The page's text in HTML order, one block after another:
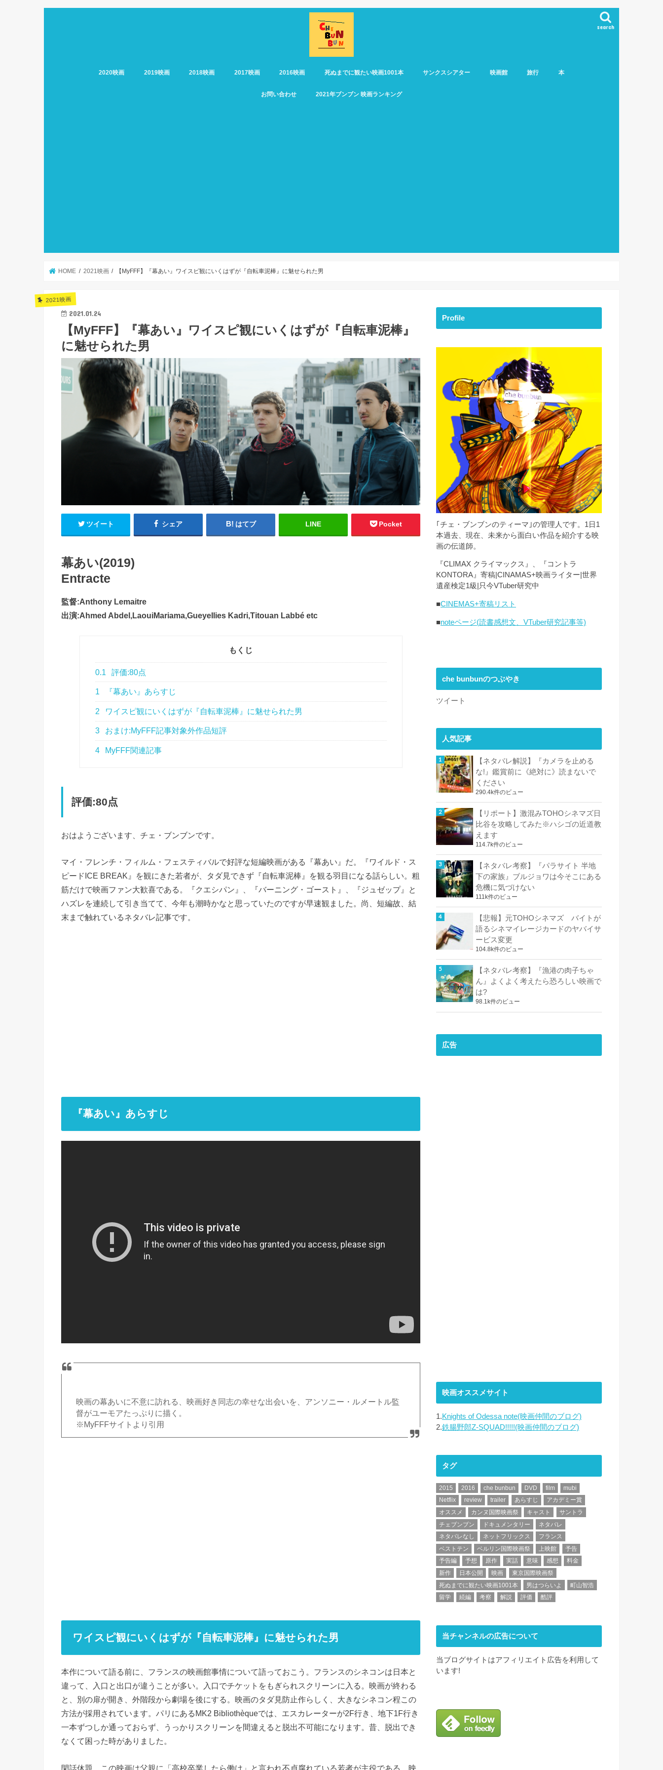
search
2020映画 2019映画 2018映画 2017映画 2016映画 死ぬまでに観たい映画1001本 サンクスシアター 映画館 旅行 本
お問い合わせ 2021年ブンブン 映画ランキング
HOME 2021映画 【MyFFF】『幕あい』ワイスピ観にいくはずが『自転車泥棒』に魅せられた男
2021映画
2021.01.24
【MyFFF】『幕あい』ワイスピ観にいくはずが『自転車泥棒』
に魅せられた男
ツイート シェア はてブ LINE Pocket
幕あい(2019)
Entracte
監督:Anthony Lemaitre
出演:Ahmed Abdel,LaouiMariama,GueyeIlies Kadri,Titouan Labbé etc
もくじ
0.1 評価:80点
1 『幕あい』あらすじ
2 ワイスピ観にいくはずが『自転車泥棒』に魅せられた男
3 おまけ:MyFFF記事対象外作品短評
4 MyFFF関連記事
評価:80点
おはようございます、チェ・ブンブンです。
マイ・フレンチ・フィルム・フェスティバルで好評な短編映画がある『幕あい』だ。『ワイルド・ス
ピードICE BREAK』を観にきた若者が、タダ見できず『自転車泥棒』を観る羽目になる話らしい。粗
筋だけで映画ファン大歓喜である。『クエシパン』、『バーニング・ゴースト』、『ジュゼップ』と
ハズレを連続して引き当てて、今年も潮時かなと思っていたのですが早速観ました。尚、短編故、結
末まで触れているネタバレ記事です。
『幕あい』あらすじ
映画の幕あいに不意に訪れる、映画好き同志の幸せな出会いを、アンソニー・ルメートル監
督がユーモアたっぷりに描く。
※MyFFFサイトより引用
ワイスピ観にいくはずが『自転車泥棒』に魅せられた男
本作について語る前に、フランスの映画館事情について語っておこう。フランスのシネコンは日本と
違って、入口と出口が違うことが多い。入口でチケットをもぎられスクリーンに入る。映画が終わる
と、別の扉が開き、外階段から劇場を後にする。映画のタダ見防止作らしく、大きなシネコン程この
方法が採用されています。パリにあるMK2 Bibliothèqueでは、エスカレーターが2F行き、地下1F行き
一本ずつしか通っておらず、うっかりスクリーンを間違えると脱出不可能になります。昔、脱出でき
なくて困った時がありました。
閑話休題、この映画は父親に「高校卒業したら働け」と言われ不貞腐れている若者が主役である。映
Profile
｢チェ・ブンブンのティーマ｣の管理人です。1日1
本過去、現在、未来から面白い作品を紹介する映
画の伝道師。
『CLIMAX クライマックス』、『コントラ
KONTORA』寄稿|CINAMAS+映画ライター|世界
遺産検定1級|只今VTuber研究中
■CINEMAS+寄稿リスト
■noteページ(読書感想文、VTuber研究記事等)
che bunbunのつぶやき
ツイート
人気記事
【ネタバレ解説】『カメラを止める
な!』鑑賞前に《絶対に》読まないで
ください
290.4k件のビュー
【リポート】激混みTOHOシネマズ日
比谷を攻略してみた※ハシゴの近道教
えます
114.7k件のビュー
【ネタバレ考察】『パラサイト 半地
下の家族』ブルジョワは今そこにある
危機に気づけない
111k件のビュー
【悲報】元TOHOシネマズ バイトが
語るシネマイレージカードのヤバイサ
ービス変更
104.8k件のビュー
【ネタバレ考察】『漁港の肉子ちゃ
ん』よくよく考えたら恐ろしい映画で
は?
98.1k件のビュー
広告
映画オススメサイト
1.Knights of Odessa note(映画仲間のブログ)
2.鉄腸野郎Z-SQUAD!!!!!(映画仲間のブログ)
タグ
2015 2016 che bunbun DVD film
mubi
Netflix
review trailer あらすじ
アカデミー賞
オススメ
カンヌ国際映画祭 キャスト
サントラ
チェブンブン
ドキュメンタリー
ネタバレ
ネタバレなし
ネットフリックス
フランス
ベストテン
ベルリン国際映画祭 上映館
予告
予告編
予想 原作 実話 意味 感想
料金
新作
日本公開 映画
東京国際映画祭
死ぬまでに観たい映画1001本
男はつらいよ
町山智浩
留学
続編 考察 解説 評価 酷評
当チャンネルの広告について
当ブログサイトはアフィリエイト広告を利用して
います!